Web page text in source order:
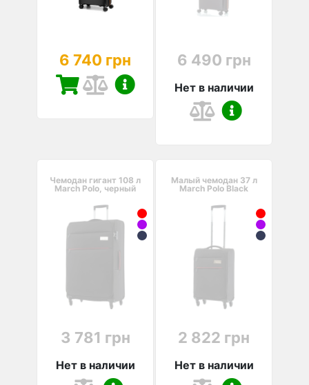
6 740 грн 6 490 грн
Нет в наличии
Чемодан гигант 108 л
March Polo, черный
3 781 грн
Нет в наличии
Малый чемодан 37 л
March Polo Black
2 822 грн
Нет в наличии